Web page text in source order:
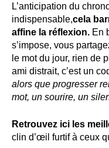
L’anticipation du
indispensable,cela
affine la réflexion. En
s’impose, vous
le mot du jour, rien de
ami distrait, c’est un
alors que progresser
mot, un sourire, un
Retrouvez ici les
clin d’œil furtif à ceux